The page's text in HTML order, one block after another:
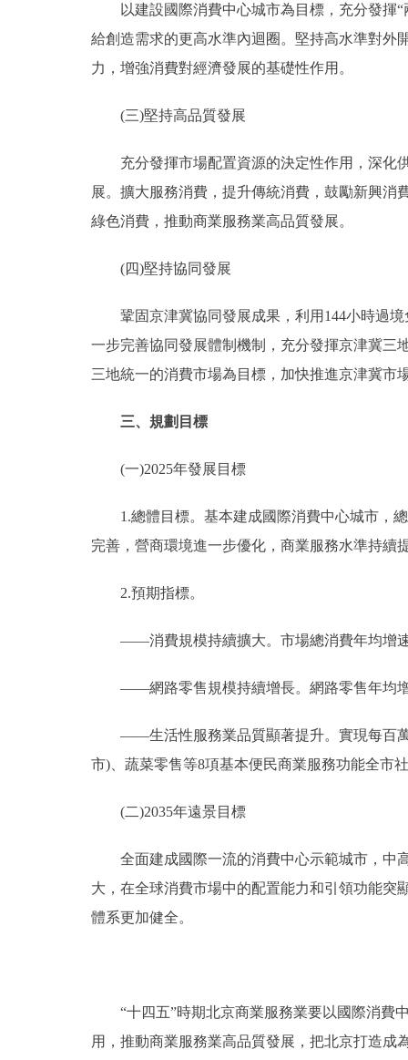
以建設國際消費中心城市為目標，充分發揮“
給創造需求的更高水準內迴圈。堅持高水準對外
力，增強消費對經濟發展的基礎性作用。
(三)堅持高品質發展
充分發揮市場配置資源的決定性作用，深化供
展。擴大服務消費，提升傳統消費，鼓勵新興
綠色消費，推動商業服務業高品質發展。
(四)堅持協同發展
鞏固京津冀協同發展成果，利用144小時過境
一步完善協同發展體制機制，充分發揮京津冀三
三地統一的消費市場為目標，加快推進京津冀市
三、規劃目標
(一)2025年發展目標
1.總體目標。基本建成國際消費中心城市，總
完善，營商環境進一步優化，商業服務水準持續
2.預期指標。
——消費規模持續擴大。市場總消費年均增速
——網路零售規模持續增長。網路零售年均增
——生活性服務業品質顯著提升。實現每百萬
市)、蔬菜零售等8項基本便民商業服務功能全市
(二)2035年遠景目標
全面建成國際一流的消費中心示範城市，中高
大，在全球消費市場中的配置能力和引領功能突
體系更加健全。
“十四五”時期北京商業服務業要以國際消費中
用，推動商業服務業高品質發展，把北京打造成